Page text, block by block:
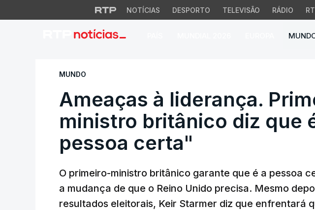
NOTÍCIAS DESPORTO TELEVISÃO RÁDIO
Ameaças à liderança.
MUNDO
Ameaças à liderança.
ministro britânico diz que
pessoa certa"
O primeiro-ministro britânico garante que é a pessoa
a mudança de que o Reino Unido precisa. Mesmo
resultados eleitorais, Keir Starmer diz que enfrentará